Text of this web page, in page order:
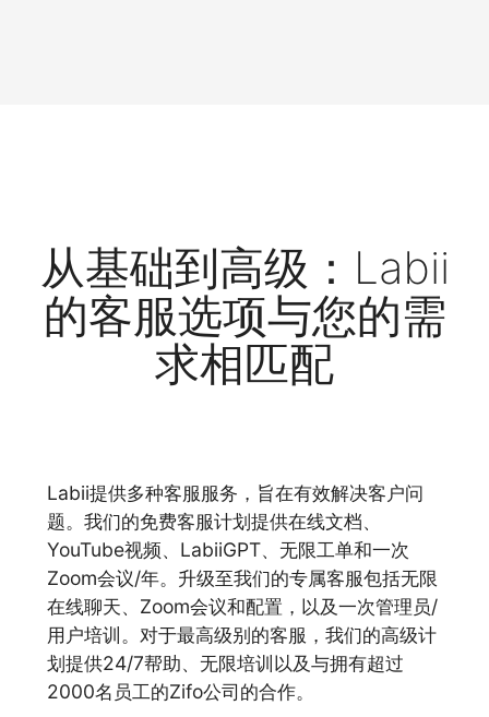
从基础到高级：Labii
的客服选项与您的需
求相匹配
Labii提供多种客服服务，旨在有效解决客户问
题。我们的免费客服计划提供在线文档、
YouTube视频、LabiiGPT、无限工单和一次
Zoom会议/年。升级至我们的专属客服包括无限
在线聊天、Zoom会议和配置，以及一次管理员/
用户培训。对于最高级别的客服，我们的高级计
划提供24/7帮助、无限培训以及与拥有超过
2000名员工的Zifo公司的合作。